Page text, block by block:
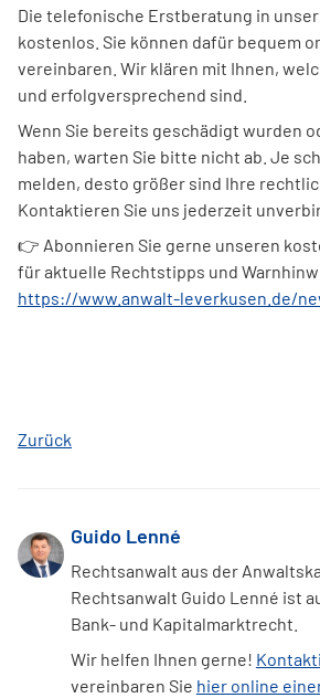
Die telefonische Erstberatung in
kostenlos. Sie können dafür bequem
vereinbaren. Wir klären mit Ihnen,
und erfolgversprechend sind.
Wenn Sie bereits geschädigt wurden
haben, warten Sie bitte nicht ab. Je
melden, desto größer sind Ihre
Kontaktieren Sie uns jederzeit
👉 Abonnieren Sie gerne unseren
für aktuelle Rechtstipps und
https://www.anwalt-leverkusen.de/
Zurück
Guido Lenné
Rechtsanwalt aus der
Rechtsanwalt Guido Lenné ist
Bank- und Kapitalmarktrecht.
Wir helfen Ihnen gerne!
vereinbaren Sie hier online